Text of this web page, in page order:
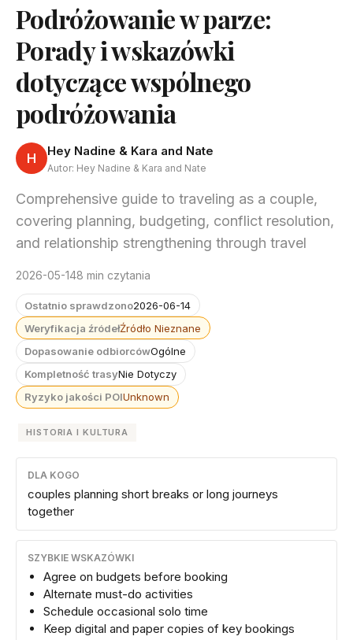
Podróżowanie w parze:
Porady i wskazówki
dotyczące wspólnego
podróżowania
H Hey Nadine & Kara and Nate
Autor: Hey Nadine & Kara and Nate
Comprehensive guide to traveling as a couple,
covering planning, budgeting, conflict resolution,
and relationship strengthening through travel
2026-05-148 min czytania
Ostatnio sprawdzono2026-06-14
Weryfikacja źródełŹródło Nieznane
Dopasowanie odbiorcówOgólne
Kompletność trasyNie Dotyczy
Ryzyko jakości POIUnknown
HISTORIA I KULTURA
DLA KOGO
couples planning short breaks or long journeys
together
SZYBKIE WSKAZÓWKI
Agree on budgets before booking
Alternate must-do activities
Schedule occasional solo time
Keep digital and paper copies of key bookings